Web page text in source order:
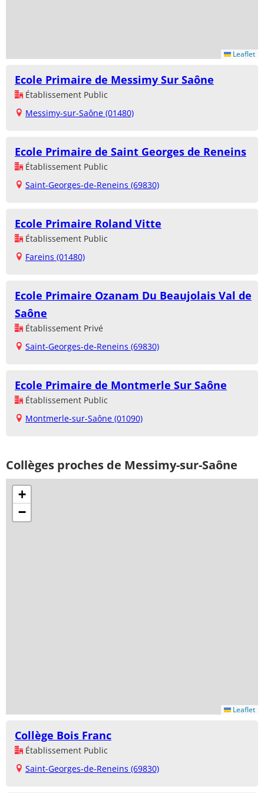
Leaflet
Ecole Primaire de Messimy Sur Saône
Établissement Public
Messimy-sur-Saône (01480)
Ecole Primaire de Saint Georges de Reneins
Établissement Public
Saint-Georges-de-Reneins (69830)
Ecole Primaire Roland Vitte
Établissement Public
Fareins (01480)
Ecole Primaire Ozanam Du Beaujolais Val de
Saône
Établissement Privé
Saint-Georges-de-Reneins (69830)
Ecole Primaire de Montmerle Sur Saône
Établissement Public
Montmerle-sur-Saône (01090)
Collèges proches de Messimy-sur-Saône
+
−
Leaflet
Collège Bois Franc
Établissement Public
Saint-Georges-de-Reneins (69830)